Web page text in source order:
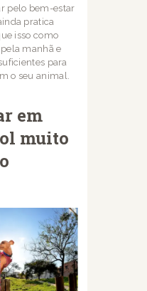
pelo bem-estar
pratica
isso como
manhã e
para
o seu animal.
em
muito